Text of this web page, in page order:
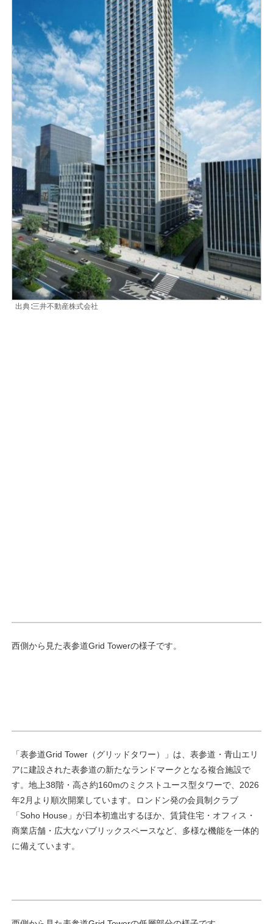
出典∶三井不動産株式会社
西側から見た表参道Grid Towerの様子です。
「表参道Grid Tower（グリッドタワー）」は、表参道・青山エリ
アに建設された表参道の新たなランドマークとなる複合施設で
す。地上38階・高さ約160mのミクストユース型タワーで、2026
年2月より順次開業しています。ロンドン発の会員制クラブ
「Soho House」が日本初進出するほか、賃貸住宅・オフィス・
商業店舗・広大なパブリックスペースなど、多様な機能を一体的
に備えています。